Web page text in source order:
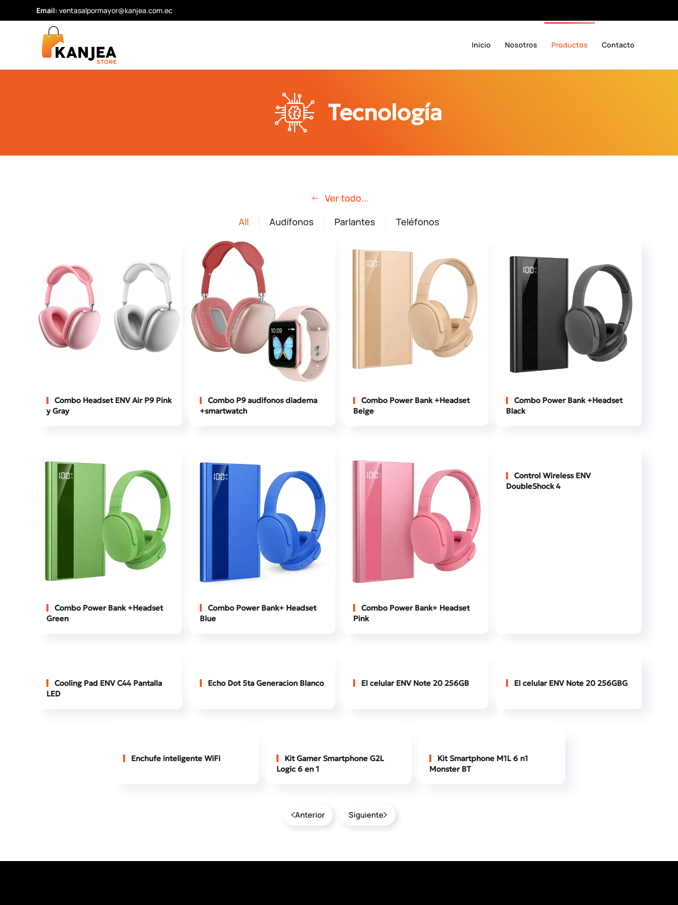
Skip to main content
Email: ventasalpormayor@kanjea.com.ec
Inicio Nosotros Productos Contacto
Tecnología
Ver todo...
All
Audífonos Parlantes Teléfonos
Combo Headset ENV Air P9 Pink
y Gray
Combo P9 audifonos diadema
+smartwatch
Combo Power Bank +Headset
Beige
Combo Power Bank +Headset
Black
Combo Power Bank +Headset
Green
Combo Power Bank+ Headset
Blue
Combo Power Bank+ Headset
Pink
Control Wireless ENV
DoubleShock 4
Cooling Pad ENV C44 Pantalla
LED
Echo Dot 5ta Generacion Blanco El celular ENV Note 20 256GB El celular ENV Note 20 256GBG
Enchufe inteligente WiFi
Kit Gamer Smartphone G2L
Logic 6 en 1
Kit Smartphone M1L 6 n1
Monster BT
Anterior Siguiente